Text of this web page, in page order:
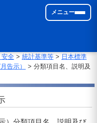
メニュー
安全> 統計基準等> 日本標準
告示）
> 分類項目名、説明及